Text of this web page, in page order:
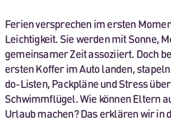
Ferien versprechen im ersten
Leichtigkeit. Sie werden mit Sonne,
gemeinsamer Zeit assoziiert. Doch
ersten Koffer im Auto landen,
do-Listen, Packpläne und Stress
Schwimmflügel. Wie können Eltern
Urlaub machen? Das erklären wir in